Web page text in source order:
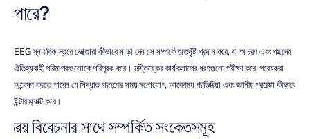
পারে?
EEG স্নায়বিক স্তরে ভোক্তারা কীভাবে সাড়া দেন সে সম্পর্কে অন্তর্দৃষ্টি প্রদান করে, যা আচরণ এবং পছন্দের
ঐতিহ্যবাহী পরিমাপকগুলোকে পরিপূরক করে। মস্তিষ্কের কার্যকলাপের ধরণগুলো পরীক্ষা করে, গবেষকরা
অন্বেষণ করতে পারেন যে সিদ্ধান্ত গ্রহণের সময় মনোযোগ, আবেগময় প্রতিক্রিয়া এবং জ্ঞানীয় প্রচেষ্টা কীভাবে
ইন্টারঅ্যাক্ট করে।
ক্রয় বিবেচনার সাথে সম্পর্কিত সংকেতসমূহ